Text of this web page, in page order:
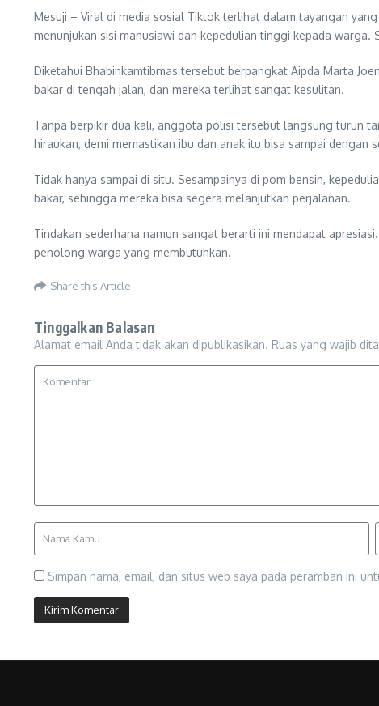
Mesuji – Viral di media sosial Tiktok terlihat dalam tayangan
menunjukan sisi manusiawi dan kepedulian tinggi kepada
Diketahui Bhabinkamtibmas tersebut berpangkat Aipda Marta
bakar di tengah jalan, dan mereka terlihat sangat kesulitan.
Tanpa berpikir dua kali, anggota polisi tersebut langsung turun
hiraukan, demi memastikan ibu dan anak itu bisa sampai dengan
Tidak hanya sampai di situ. Sesampainya di pom bensin,
bakar, sehingga mereka bisa segera melanjutkan perjalanan.
Tindakan sederhana namun sangat berarti ini mendapat
penolong warga yang membutuhkan.
Share this Article
Tinggalkan Balasan
Alamat email Anda tidak akan dipublikasikan. Ruas yang wajib
Simpan nama, email, dan situs web saya pada peramban ini